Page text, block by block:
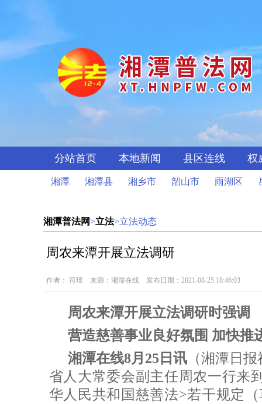
分站首页 本地新闻 县区连线 权
湘潭 湘潭县 湘乡市 韶山市 雨湖区
湘潭普法网>立法>立法动态
周农来潭开展立法调研
作者： 符瑶 来源：湘潭在线 发布日期：2021-08-25 18:46:03
周农来潭开展立法调研时强调
营造慈善事业良好氛围 加快推
湘潭在线8月25日讯（湘潭日报
省人大常委会副主任周农一行来
华人民共和国慈善法>若干规定